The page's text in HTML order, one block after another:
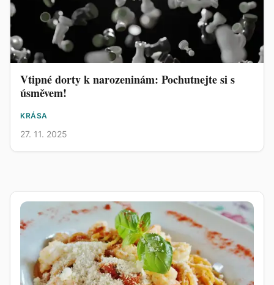
Vtipné dorty k narozeninám: Pochutnejte si s
úsměvem!
KRÁSA
27. 11. 2025